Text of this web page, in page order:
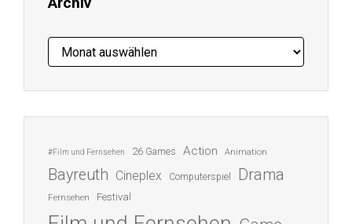
Archiv
#Film und Fernsehen 26 Games Action Animation
Bayreuth Cineplex Computerspiel Drama
Fernsehen Festival